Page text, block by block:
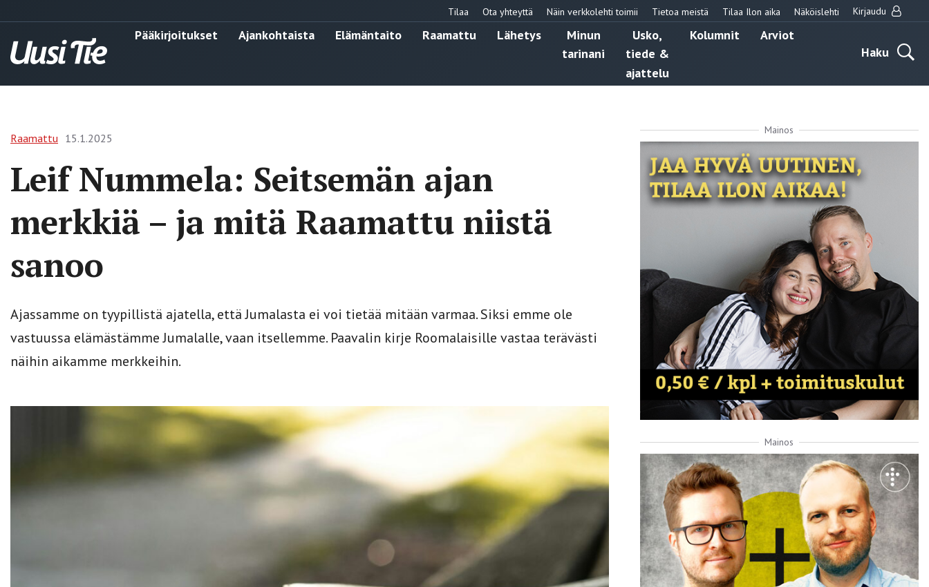
Tilaa Ota yhteyttä Näin verkkolehti toimii Tietoa meistä Tilaa Ilon aika Näköislehti Kirjaudu
Pääkirjoitukset Ajankohtaista Elämäntaito Raamattu Lähetys
Minun
tarinani
Usko,
tiede &
ajattelu
Kolumnit
Arviot
Haku
Raamattu 15.1.2025
Leif Nummela: Seitsemän ajan
merkkiä – ja mitä Raamattu niistä
sanoo
Ajassamme on tyypillistä ajatella, että Jumalasta ei voi tietää mitään varmaa. Siksi emme ole
vastuussa elämästämme Jumalalle, vaan itsellemme. Paavalin kirje Roomalaisille vastaa terävästi
näihin aikamme merkkeihin.
Mainos
Mainos